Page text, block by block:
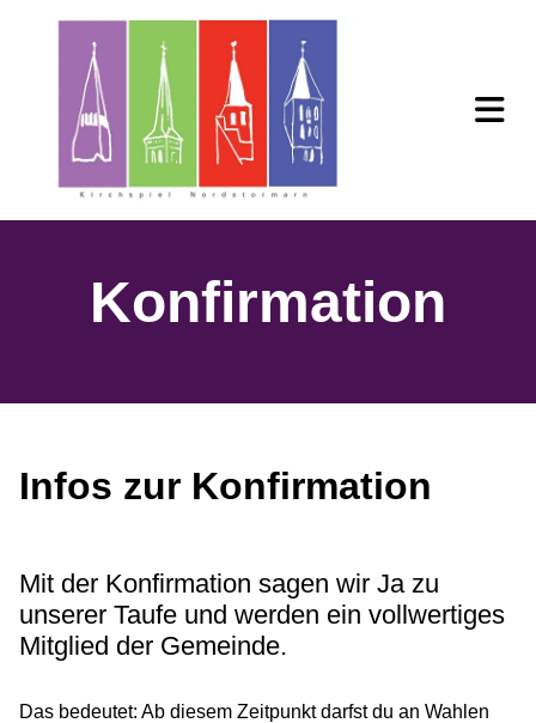
Konfirmation
Infos zur Konfirmation
Mit der Konfirmation sagen wir Ja zu
unserer Taufe und werden ein vollwertiges
Mitglied der Gemeinde.
Das bedeutet: Ab diesem Zeitpunkt darfst du an Wahlen